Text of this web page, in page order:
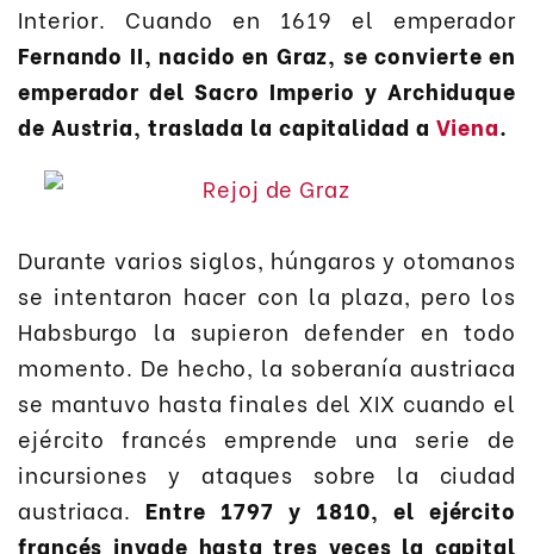
Interior. Cuando en 1619 el emperador
Fernando II, nacido en Graz, se convierte en
emperador del Sacro Imperio y Archiduque
de Austria, traslada la capitalidad a Viena.
Durante varios siglos, húngaros y otomanos
se intentaron hacer con la plaza, pero los
Habsburgo la supieron defender en todo
momento. De hecho, la soberanía austriaca
se mantuvo hasta finales del XIX cuando el
ejército francés emprende una serie de
incursiones y ataques sobre la ciudad
austriaca. Entre 1797 y 1810, el ejército
francés invade hasta tres veces la capital